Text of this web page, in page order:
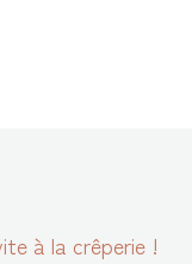
à la crêperie !